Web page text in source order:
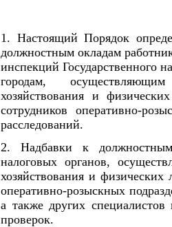
1. Настоящий Порядок
должностным окладам
инспекций Государственного
городам,
хозяйствования и
сотрудников оперативно-
расследований.
2. Надбавки к должностным
налоговых органов,
хозяйствования и
оперативно-розыскных
а также других
проверок.